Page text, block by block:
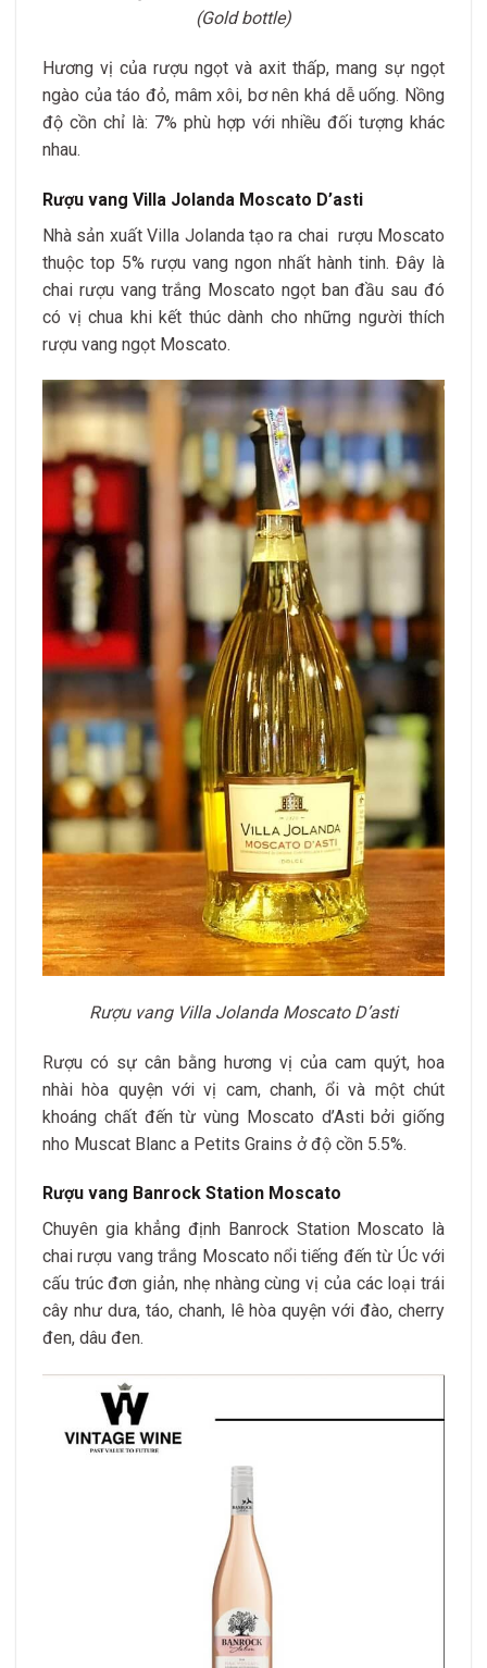
(Gold bottle)
Hương vị của rượu ngọt và axit thấp, mang sự ngọt
ngào của táo đỏ, mâm xôi, bơ nên khá dễ uống. Nồng
độ cồn chỉ là: 7% phù hợp với nhiều đối tượng khác
nhau.
Rượu vang Villa Jolanda Moscato D’asti
Nhà sản xuất Villa Jolanda tạo ra chai rượu Moscato
thuộc top 5% rượu vang ngon nhất hành tinh. Đây là
chai rượu vang trắng Moscato ngọt ban đầu sau đó
có vị chua khi kết thúc dành cho những người thích
rượu vang ngọt Moscato.
Rượu vang Villa Jolanda Moscato D’asti
Rượu có sự cân bằng hương vị của cam quýt, hoa
nhài hòa quyện với vị cam, chanh, ổi và một chút
khoáng chất đến từ vùng Moscato d’Asti bởi giống
nho Muscat Blanc a Petits Grains ở độ cồn 5.5%.
Rượu vang Banrock Station Moscato
Chuyên gia khẳng định Banrock Station Moscato là
chai rượu vang trắng Moscato nổi tiếng đến từ Úc với
cấu trúc đơn giản, nhẹ nhàng cùng vị của các loại trái
cây như dưa, táo, chanh, lê hòa quyện với đào, cherry
đen, dâu đen.